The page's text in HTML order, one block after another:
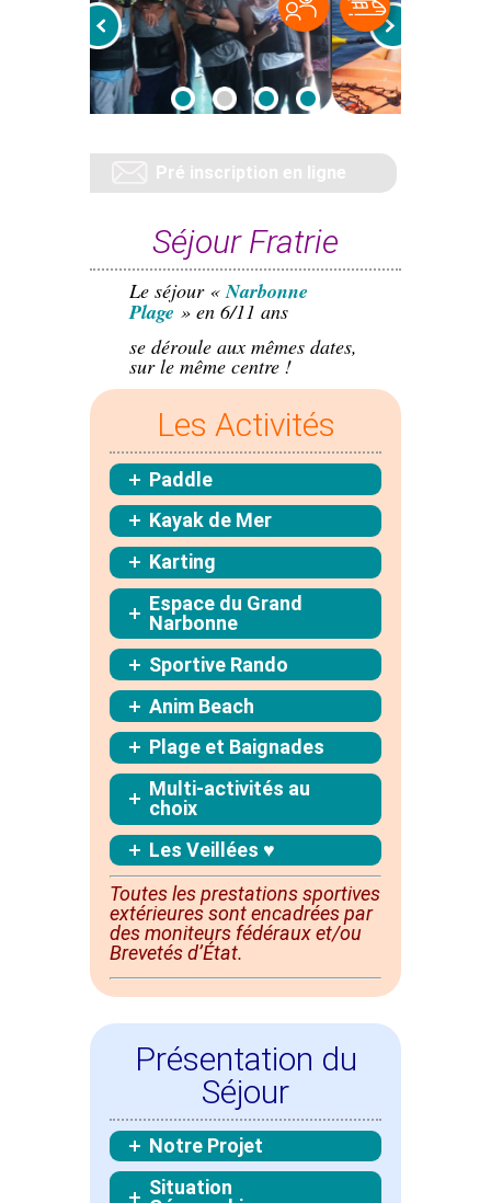
Pré inscription en ligne
Séjour Fratrie
Le séjour «Narbonne
Plage » en 6/11 ans
se déroule aux mêmes dates,
sur le même centre !
Les Activités
Paddle
Kayak de Mer
Karting
Espace du Grand
Narbonne
Sportive Rando
Anim Beach
Plage et Baignades
Multi-activités au
choix
Les Veillées ♥
Toutes les prestations sportives
extérieures sontencadréespar
des moniteurs fédéraux et/ou
Brevetés d’État.
Présentation du
Séjour
Notre Projet
Situation